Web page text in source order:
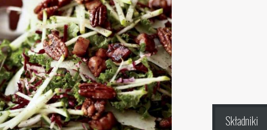
Składniki